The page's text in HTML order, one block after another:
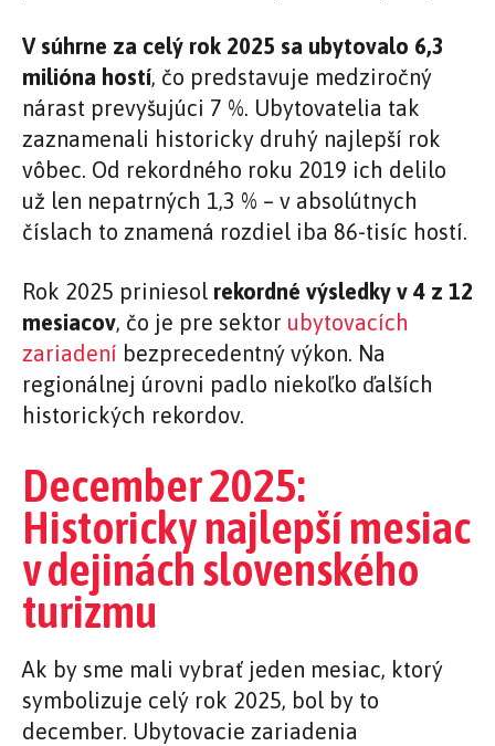
V súhrne za celý rok 2025 sa ubytovalo 6,3
milióna hostí, čo predstavuje medziročný
nárast prevyšujúci 7 %. Ubytovatelia tak
zaznamenali historicky druhý najlepší rok
vôbec. Od rekordného roku 2019 ich delilo
už len nepatrných 1,3 % – v absolútnych
číslach to znamená rozdiel iba 86-tisíc hostí.
Rok 2025 priniesol rekordné výsledky v 4 z 12
mesiacov, čo je pre sektor ubytovacích
zariadení bezprecedentný výkon. Na
regionálnej úrovni padlo niekoľko ďalších
historických rekordov.
December 2025:
Historicky najlepší mesiac
v dejinách slovenského
turizmu
Ak by sme mali vybrať jeden mesiac, ktorý
symbolizuje celý rok 2025, bol by to
december. Ubytovacie zariadenia